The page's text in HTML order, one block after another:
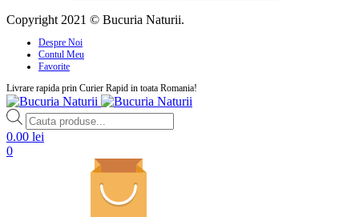
Copyright 2021 © Bucuria Naturii.
Despre Noi
Contul Meu
Favorite
Livrare rapida prin Curier Rapid in toata Romania!
Products
search
0.00 lei
0